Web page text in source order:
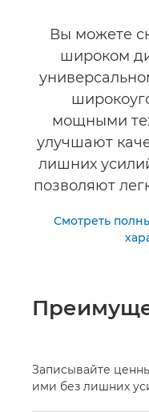
Вы можете
широком
мощными
улучшают
лишних
позволяют
Смотреть
Записывайте
ими без лишних